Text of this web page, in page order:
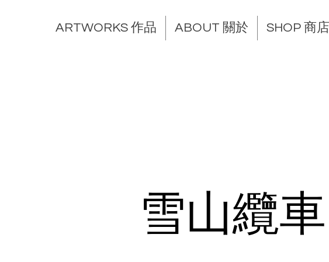
ARTWORKS 作品 ABOUT 關於 SHOP 商店
雪山纜車